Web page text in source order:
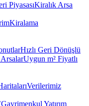
PiyasasıKiralık Arsa
Kiralama
Hızlı Geri Dönüşlü
ArsalarUygun m² Fiyatlı
Verilerimiz
Yatırım